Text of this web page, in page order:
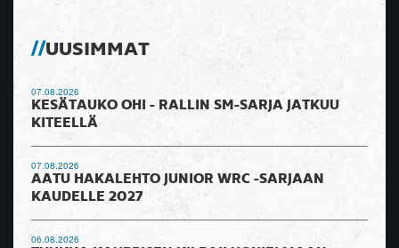
UUSIMMAT
07.08.2026
KESÄTAUKO OHI - RALLIN SM-SARJA JATKUU
KITEELLÄ
07.08.2026
AATU HAKALEHTO JUNIOR WRC -SARJAAN
KAUDELLE 2027
06.08.2026